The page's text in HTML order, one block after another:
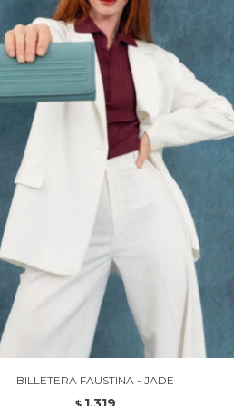
BILLETERA FAUSTINA - JADE